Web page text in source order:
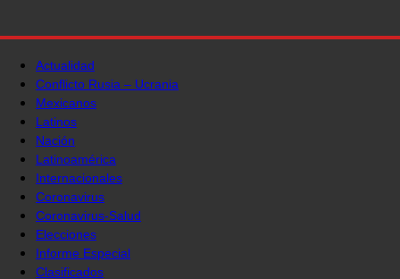
Actualidad
Conflicto Rusia – Ucrania
Mexicanos
Latinos
Nación
Latinoamérica
Internacionales
Coronavirus
Coronavirus-Salud
Elecciones
Informe Especial
Clasificados